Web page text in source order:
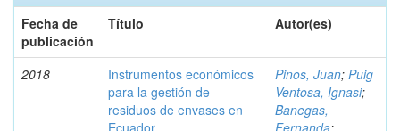
Fecha de
publicación
Título Autor(es)
2018
Instrumentos económicos
para la gestión de
residuos de envases en
Ecuador
Pinos, Juan; Puig
Ventosa, Ignasi;
Banegas,
Fernanda;